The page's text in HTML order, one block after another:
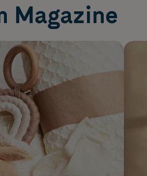
Magazine